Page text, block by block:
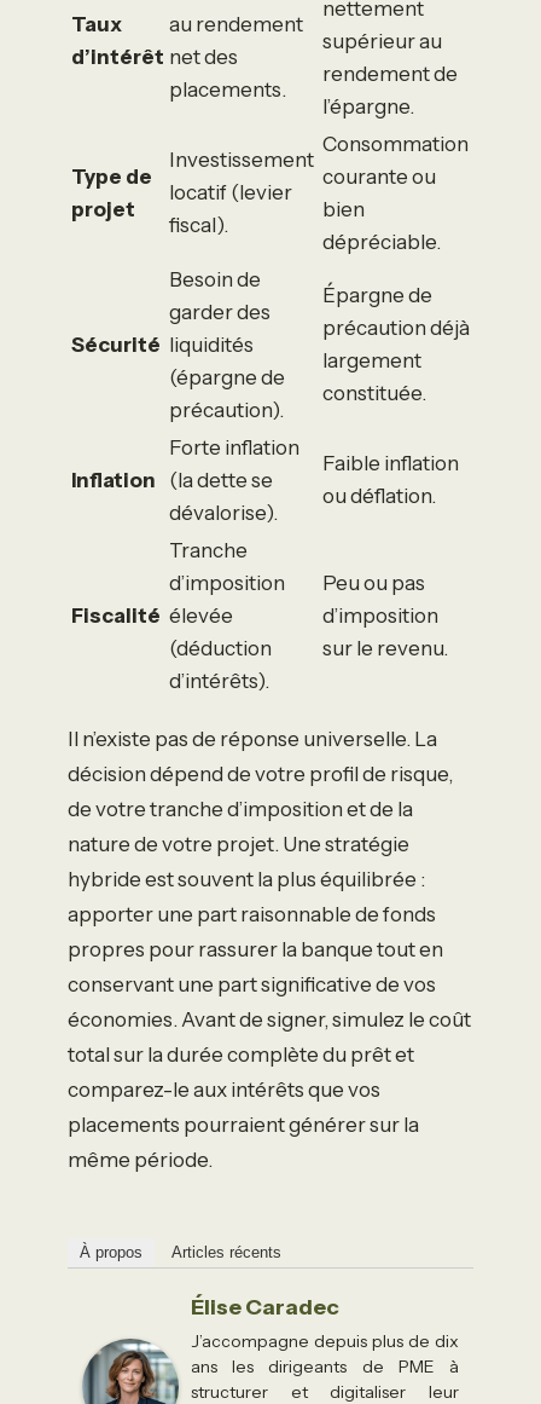
Taux
d’intérêt
au rendement
net des
placements.
nettement
supérieur au
rendement de
l’épargne.
Type de
projet
Investissement
locatif (levier
fiscal).
Consommation
courante ou
bien
dépréciable.
Sécurité
Besoin de
garder des
liquidités
(épargne de
précaution).
Épargne de
précaution déjà
largement
constituée.
Inflation
Forte inflation
(la dette se
dévalorise).
Faible inflation
ou déflation.
Fiscalité
Tranche
d’imposition
élevée
(déduction
d’intérêts).
Peu ou pas
d’imposition
sur le revenu.
Il n’existe pas de réponse universelle. La
décision dépend de votre profil de risque,
de votre tranche d’imposition et de la
nature de votre projet. Une stratégie
hybride est souvent la plus équilibrée :
apporter une part raisonnable de fonds
propres pour rassurer la banque tout en
conservant une part significative de vos
économies. Avant de signer, simulez le coût
total sur la durée complète du prêt et
comparez-le aux intérêts que vos
placements pourraient générer sur la
même période.
À propos Articles récents
Élise Caradec
J’accompagne depuis plus de dix
ans les dirigeants de PME à
structurer et digitaliser leur